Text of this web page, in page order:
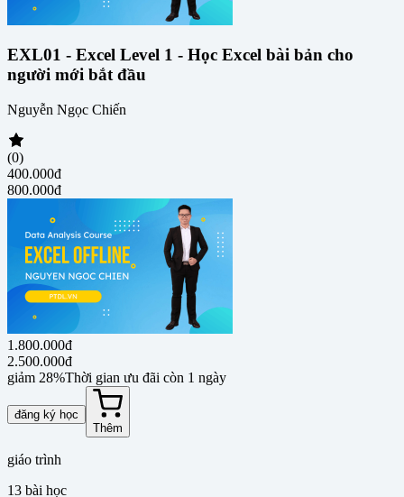
EXL01 - Excel Level 1 - Học Excel bài bản cho
người mới bắt đầu
Nguyễn Ngọc Chiến
(0)
400.000đ
800.000đ
1.800.000đ
2.500.000đ
giảm 28%Thời gian ưu đãi còn 1 ngày
đăng ký học
Thêm
giáo trình
13 bài học